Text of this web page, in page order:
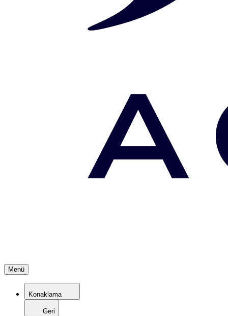
Menü
Konaklama
Geri